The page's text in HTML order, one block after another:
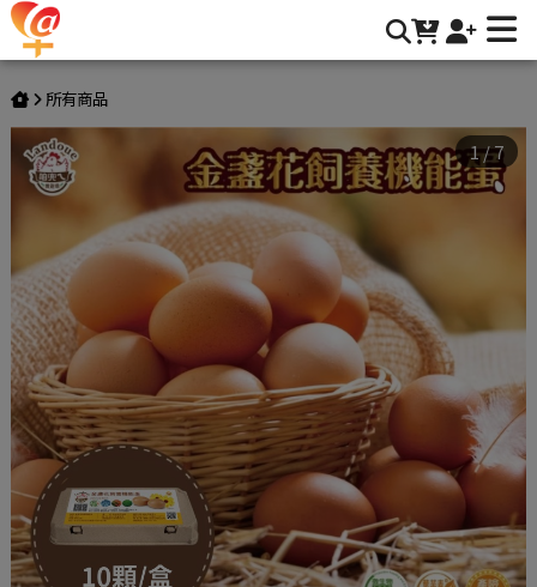
【寶奇】紅殼-金盞花飼養機能蛋＊4盒(10入/盒) | 917愛加倍
所有商品
1/7